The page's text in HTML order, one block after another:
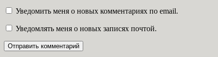
Уведомить меня о новых комментариях по email.
Уведомлять меня о новых записях почтой.